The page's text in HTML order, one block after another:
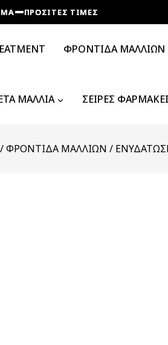
ΤΙΜΕΣ
ΤΙΜΕΣ
ΤΙΜΕΣ
ΤΙΜΕΣ
ΦΡΟΝΤΙΔΑ ΜΑΛΛΙΩΝ
ΜΑΛΛΙΑ ΣΕΙΡΕΣ
/ΦΡΟΝΤΙΔΑ ΜΑΛΛΙΩΝ /